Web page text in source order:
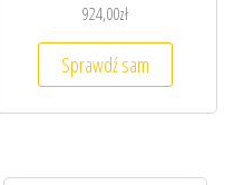
924,00zł
Sprawdź sam